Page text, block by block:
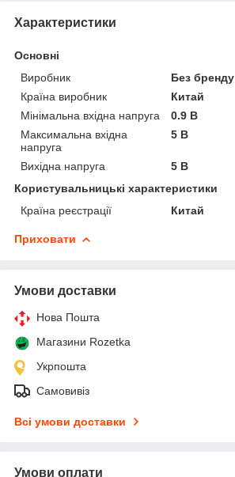
Характеристики
Основні
Виробник
Без бренду
Країна виробник
Китай
Мінімальна вхідна напруга
0.9 В
Максимальна вхідна
напруга
5 В
Вихідна напруга
5 В
Користувальницькі характеристики
Країна реєстрації
Китай
Приховати
Умови доставки
Нова Пошта
Магазини Rozetka
Укрпошта
Самовивіз
Всі умови доставки
Умови оплати